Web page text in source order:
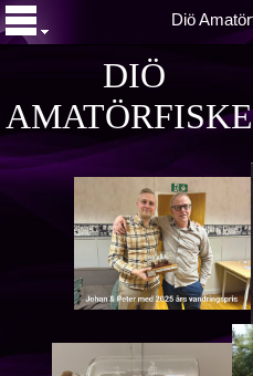
DIÖ
Diö